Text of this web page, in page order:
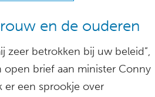
en de ouderen
zeer betrokken bij uw beleid”,
open brief aan minister Conny
er een sprookje over